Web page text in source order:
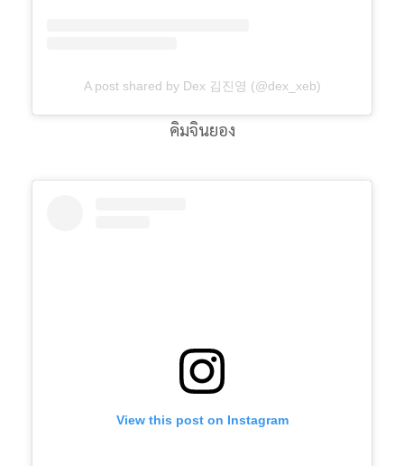
A post shared by Dex 김진영 (@dex_xeb)
คิมจินยอง
View this post on Instagram